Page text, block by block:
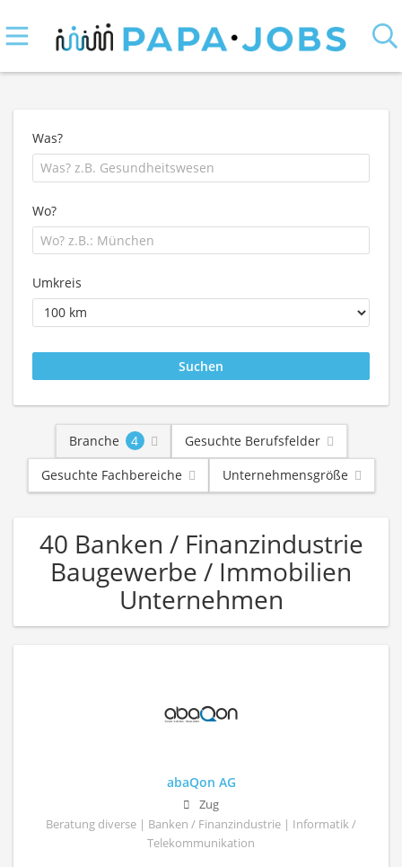
Was?
Wo?
Umkreis
Branche 4
Gesuchte Berufsfelder
Gesuchte Fachbereiche
Unternehmensgröße
40 Banken / Finanzindustrie
Baugewerbe / Immobilien
Unternehmen
abaQon AG
Zug
Beratung diverse | Banken / Finanzindustrie | Informatik /
Telekommunikation